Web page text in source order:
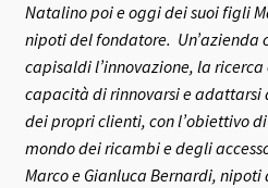
Natalino poi e oggi dei suoi figli
nipoti del fondatore. Un’azienda
capisaldi l’innovazione, la
capacità di rinnovarsi e adattarsi
dei propri clienti, con l’obiettivo di
mondo dei ricambi e degli
Marco e Gianluca Bernardi,